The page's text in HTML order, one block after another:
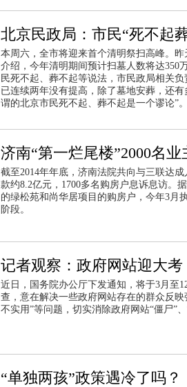
北京民政局：市民“死不起
本周六，全市将迎来首个清明祭扫高峰。
介绍，今年清明期间预计扫墓人数将达350
民死不起、葬不起等说法，市民政局相关
已连续两年没有提高，除了墓地安葬，还
谓的北京市民死不起、葬不起是一个谬论”。
济南“第一烂尾楼”2000名
截至2014年年底，济南法院共向与三联达
款约8.2亿元，1700多名购房户息诉息访。
的绿松苑和尚华居项目的购房户，今年3月
阶段。
记者观察：政府网站迎大
近日，国务院办公厅下发通知，将于3月至
查，意在解决一些政府网站存在的群众反映
不实用”等问题，切实消除政府网站“僵尸”、
“单独两孩”政策遇冷了吗？